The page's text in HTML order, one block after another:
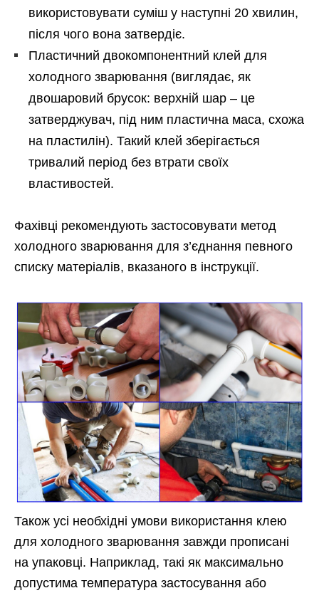
використовувати суміш у наступні 20 хвилин,
після чого вона затвердіє.
Пластичний двокомпонентний клей для
холодного зварювання (виглядає, як
двошаровий брусок: верхній шар – це
затверджувач, під ним пластична маса, схожа
на пластилін). Такий клей зберігається
тривалий період без втрати своїх
властивостей.
Фахівці рекомендують застосовувати метод
холодного зварювання для з’єднання певного
списку матеріалів, вказаного в інструкції.
Також усі необхідні умови використання клею
для холодного зварювання завжди прописані
на упаковці. Наприклад, такі як максимально
допустима температура застосування або